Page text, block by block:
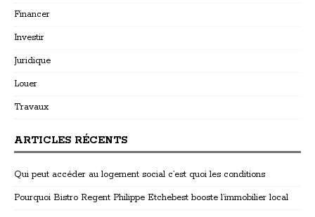
Financer
Investir
Juridique
Louer
Travaux
ARTICLES RÉCENTS
Qui peut accéder au logement social c’est quoi les conditions
Pourquoi Bistro Regent Philippe Etchebest booste l’immobilier local